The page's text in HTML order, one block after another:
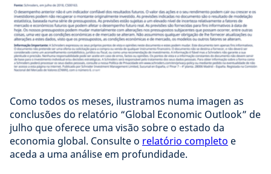
Como todos os meses, ilustramos numa imagen as
conclusões do relatório “Global Economic Outlook” de
julho que oferece uma visão sobre o estado da
economia global. Consulte o relatório completo e
aceda a uma análise em profundidade.